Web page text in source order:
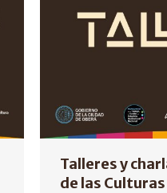
Talleres y
de las